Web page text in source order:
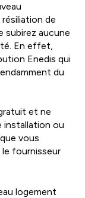
de
subirez aucune
En effet,
Enedis qui
du
et ne
installation ou
vous
fournisseur
logement